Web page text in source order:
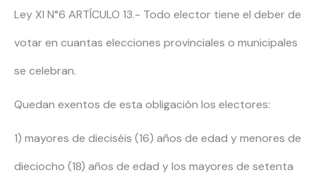
Ley XI N°6 ARTÍCULO 13.- Todo elector tiene el deber de
votar en cuantas elecciones provinciales o municipales
se celebran.
Quedan exentos de esta obligación los electores:
1) mayores de dieciséis (16) años de edad y menores de
dieciocho (18) años de edad y los mayores de setenta